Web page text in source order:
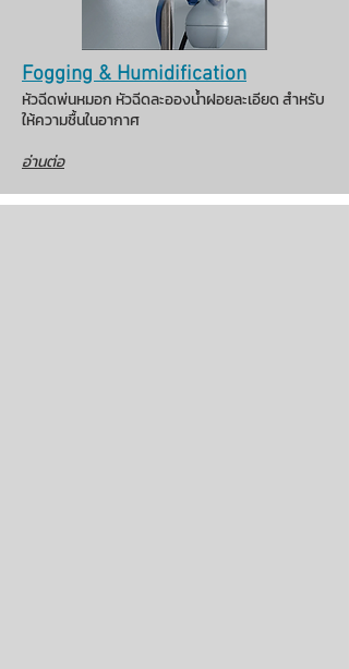
Fogging & Humidification
หัวฉีดพ่นหมอก หัวฉีดละอองน้ำฝอยละเอียด สำหรับ
ให้ความชื้นในอากาศ
อ่านต่อ